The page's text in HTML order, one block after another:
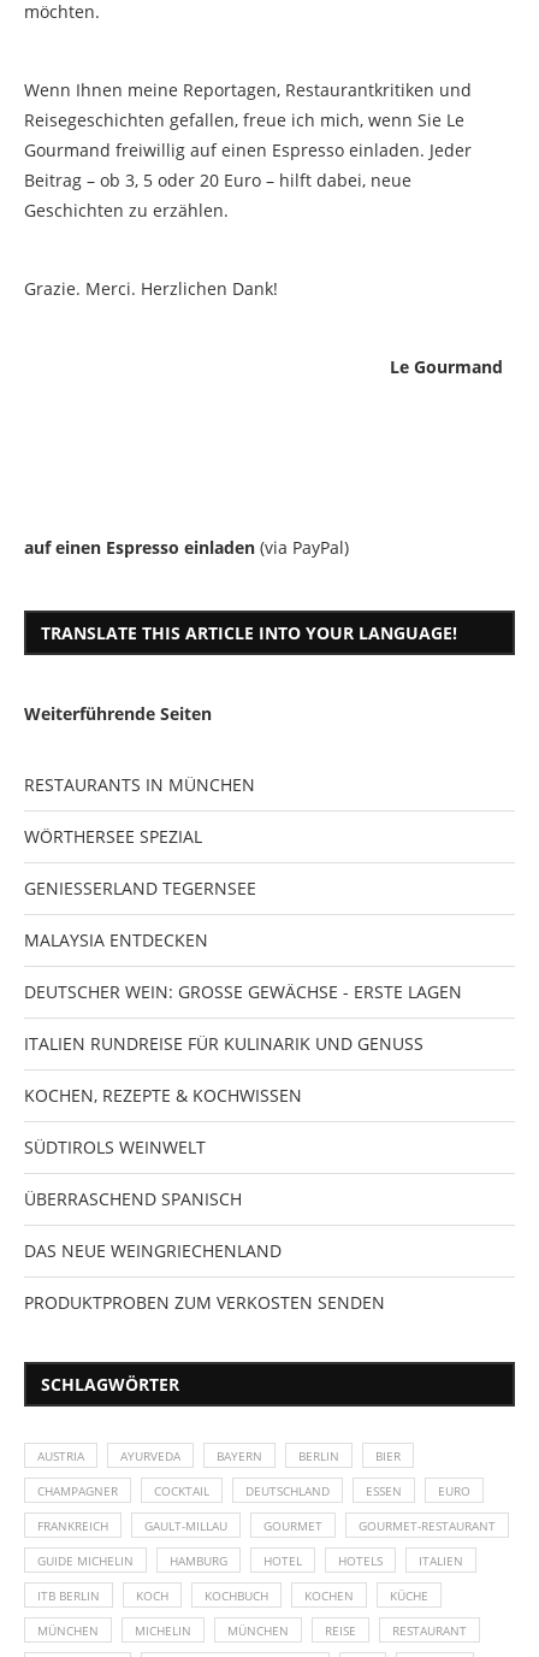
möchten.
Wenn Ihnen meine Reportagen, Restaurantkritiken und
Reisegeschichten gefallen, freue ich mich, wenn Sie Le
Gourmand freiwillig auf einen Espresso einladen. Jeder
Beitrag – ob 3, 5 oder 20 Euro – hilft dabei, neue
Geschichten zu erzählen.
Grazie. Merci. Herzlichen Dank!
Le Gourmand
auf einen Espresso einladen (via PayPal)
TRANSLATE THIS ARTICLE INTO YOUR LANGUAGE!
Weiterführende Seiten
RESTAURANTS IN MÜNCHEN
WÖRTHERSEE SPEZIAL
GENIESSERLAND TEGERNSEE
MALAYSIA ENTDECKEN
DEUTSCHER WEIN: GROSSE GEWÄCHSE - ERSTE LAGEN
ITALIEN RUNDREISE FÜR KULINARIK UND GENUSS
KOCHEN, REZEPTE & KOCHWISSEN
SÜDTIROLS WEINWELT
ÜBERRASCHEND SPANISCH
DAS NEUE WEINGRIECHENLAND
PRODUKTPROBEN ZUM VERKOSTEN SENDEN
SCHLAGWÖRTER
AUSTRIA AYURVEDA BAYERN BERLIN BIER
CHAMPAGNER COCKTAIL DEUTSCHLAND ESSEN EURO
FRANKREICH GAULT-MILLAU GOURMET GOURMET-RESTAURANT
GUIDE MICHELIN HAMBURG HOTEL HOTELS ITALIEN
ITB BERLIN KOCH KOCHBUCH KOCHEN KÜCHE
MÜNCHEN MICHELIN MÜNCHEN REISE RESTAURANT